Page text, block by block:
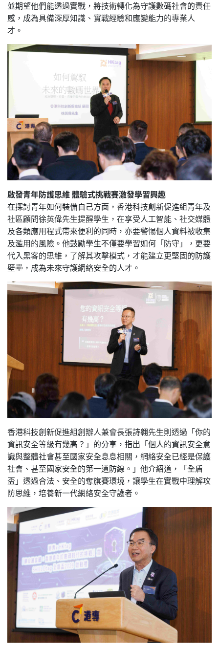
並期望他們能透過實戰，將技術轉化為守護數碼社會的責任
感，成為具備深厚知識、實戰經驗和應變能力的專業人
才。
啟發青年防護思維 體驗式挑戰賽激發學習興趣
在探討青年如何裝備自己方面，香港科技創新促進組青年及
社區顧問徐英偉先生提醒學生，在享受人工智能、社交媒體
及各類應用程式帶來便利的同時，亦要警惕個人資料被收集
及濫用的風險。他鼓勵學生不僅要學習如何「防守」，更要
代入黑客的思維，了解其攻擊模式，才能建立更堅固的防護
壁壘，成為未來守護網絡安全的人才。
香港科技創新促進組創辦人兼會長張詩翱先生則透過「你的
資訊安全等級有幾高？」的分享，指出「個人的資訊安全意
識與整體社會甚至國家安全息息相關，網絡安全已經是保護
社會、甚至國家安全的第一道防線。」他介紹道，「全盾
盃」透過合法、安全的奪旗賽環境，讓學生在實戰中理解攻
防思維，培養新一代網絡安全守護者。